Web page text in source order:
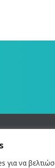
για να